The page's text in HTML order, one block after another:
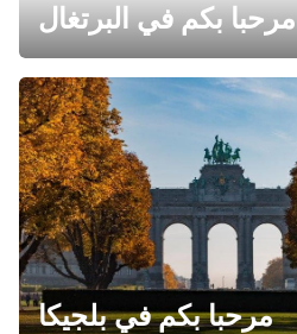
مرحبا بكم في البرتغال
مرحبا بكم في بلجيكا